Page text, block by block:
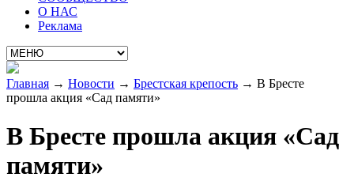
О НАС
Реклама
Главная → Новости → Брестская крепость → В Бресте
прошла акция «Сад памяти»
В Бресте прошла акция «Сад
памяти»